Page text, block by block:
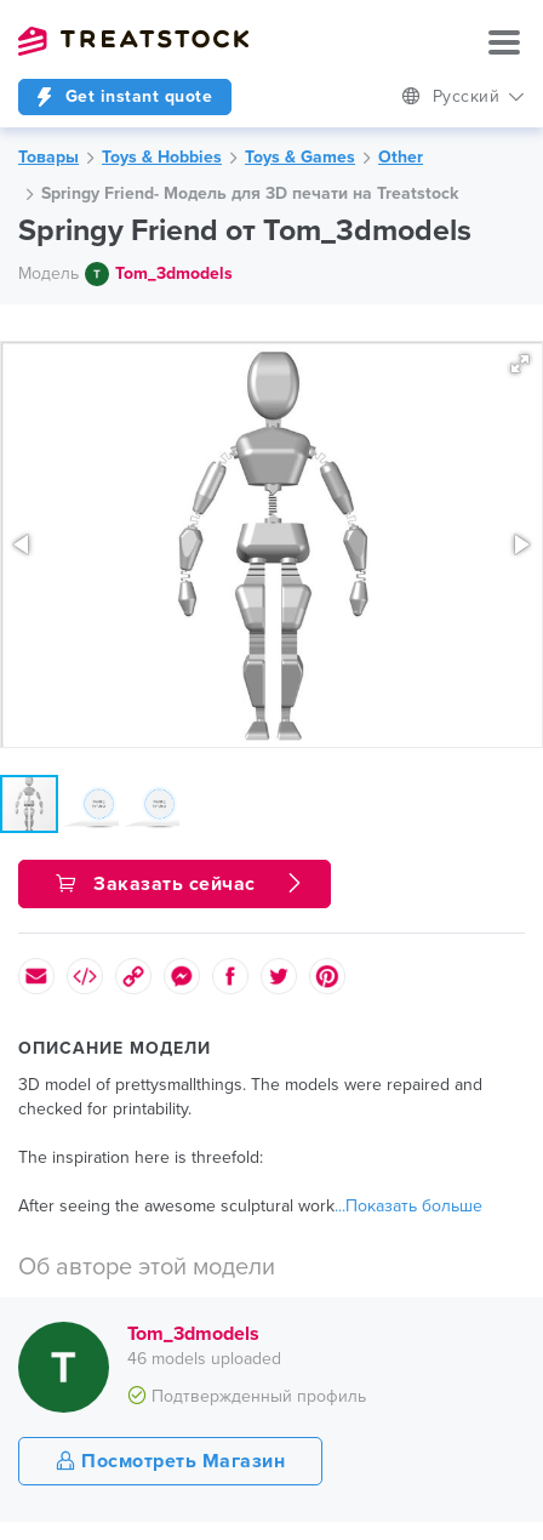
Get instant quote Русский
Товары Toys & Hobbies Toys & Games
Other
Springy Friend- Модель для 3D печати на Treatstock
Springy Friend от Tom_3dmodels
Модель Tom_3dmodels
Заказать сейчас
ОПИСАНИЕ МОДЕЛИ
3D model of prettysmallthings. The models were repaired and
checked for printability.
The inspiration here is threefold:
After seeing the awesome sculptural work...Показать больше
Об авторе этой модели
Tom_3dmodels
46 models uploaded
Подтвержденный профиль
Посмотреть Магазин